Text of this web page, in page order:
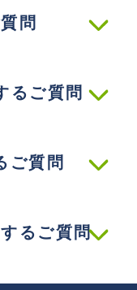
問
るご質問
ご質問
るご質問